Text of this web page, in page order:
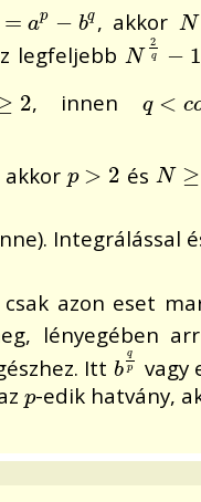
= ap − bq
− bq , akkor N
N
legfeljebb N
2
q − 1
N2q −1
2
2 , innenq < c
q <c o
akkor p > 2
p >2 és N ≥
N≥ p
Integrálással
azon eset
lényegében
Itt b
q
p
bq p
vagy
p
p-edik hatvány,